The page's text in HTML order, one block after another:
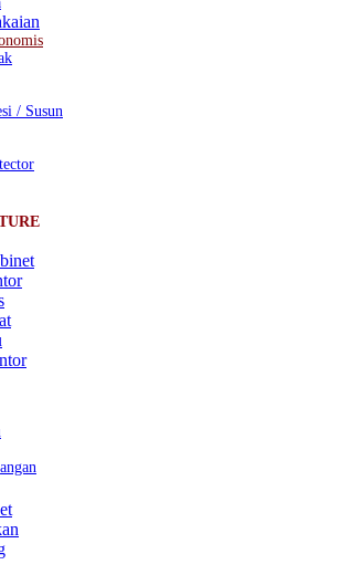
/ Susun